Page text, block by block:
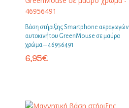
Βάση στήριξης Smartphone αεραγωγών
αυτοκινήτου GreenMouse σε μαύρο
χρώμα – 46956491
6,95€